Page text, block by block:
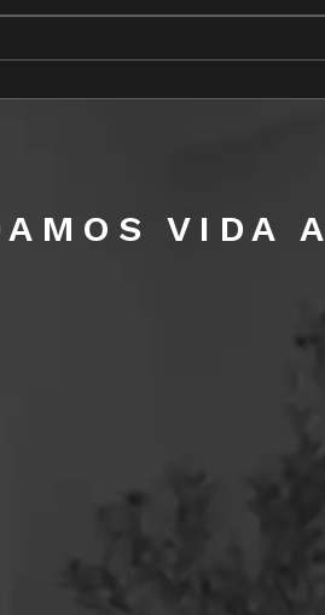
VIDA